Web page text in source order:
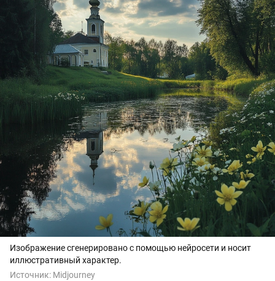
Изображение сгенерировано с помощью нейросети и носит
иллюстративный характер.
Источник: Midjourney